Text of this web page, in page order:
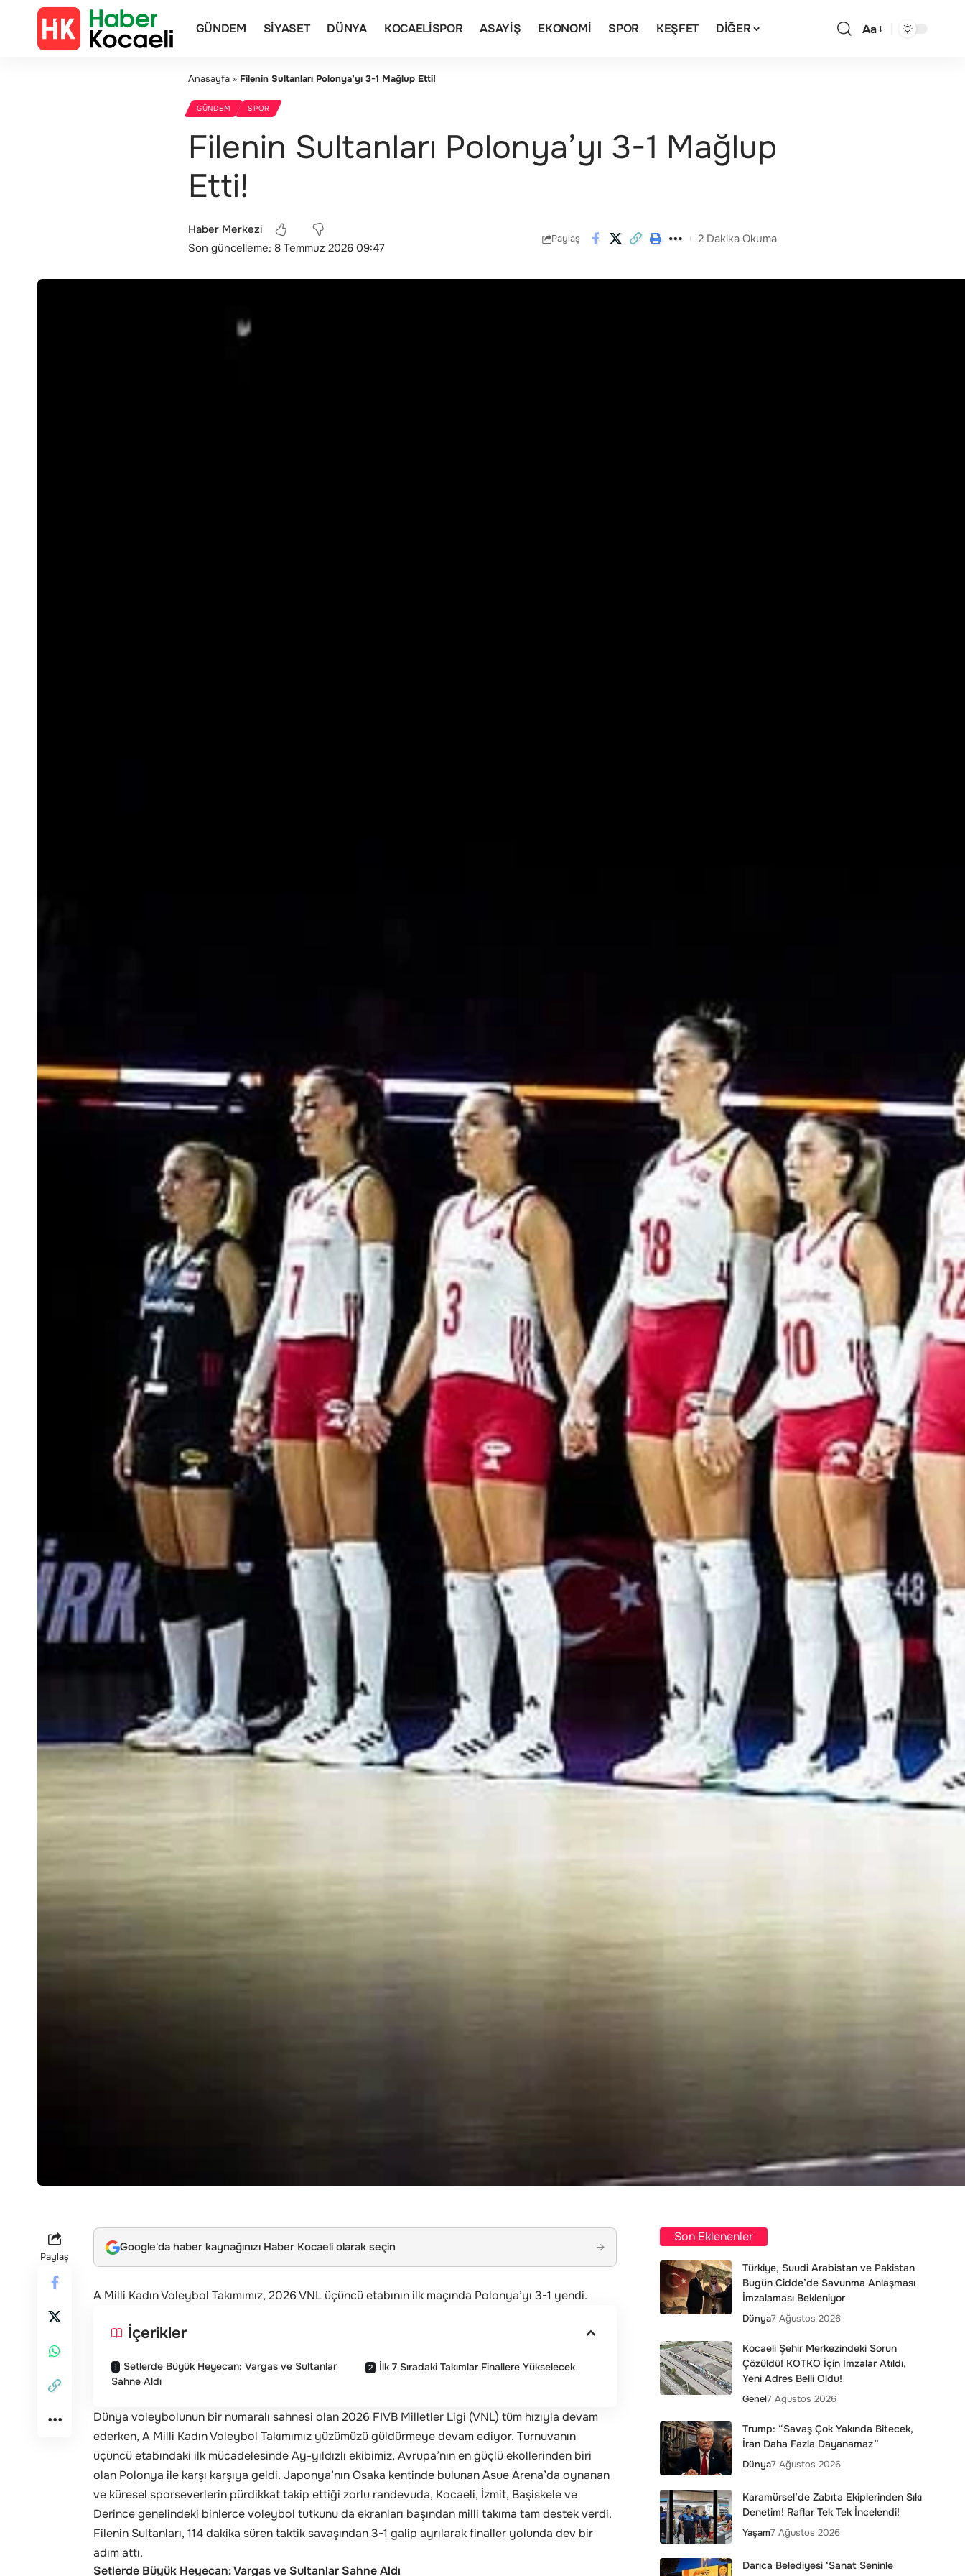
GÜNDEM SIYASET DÜNYA KOCAELISPOR ASAYIŞ EKONOMI SPOR KEŞFET DIĞER Aa
Anasayfa » Filenin Sultanları Polonya’yı 3-1 Mağlup Etti!
GÜNDEM SPOR
Filenin Sultanları Polonya’yı 3-1 Mağlup
Etti!
Son güncelleme: 8 Temmuz 2026 09:47
Haber Merkezi
Paylaş 2 Dakika Okuma
Paylaş
Google'da haber kaynağınızı Haber Kocaeli olarak seçin →
A Milli Kadın Voleybol Takımımız, 2026 VNL üçüncü etabının ilk maçında Polonya’yı 3-1 yendi.
İçerikler
Setlerde Büyük Heyecan: Vargas ve Sultanlar
Sahne Aldı
İlk 7 Sıradaki Takımlar Finallere Yükselecek
Dünya voleybolunun bir numaralı sahnesi olan 2026 FIVB Milletler Ligi (VNL) tüm hızıyla devam
ederken, A Milli Kadın Voleybol Takımımız yüzümüzü güldürmeye devam ediyor. Turnuvanın
üçüncü etabındaki ilk mücadelesinde Ay-yıldızlı ekibimiz, Avrupa’nın en güçlü ekollerinden biri
olan Polonya ile karşı karşıya geldi. Japonya’nın Osaka kentinde bulunan Asue Arena’da oynanan
ve küresel sporseverlerin pürdikkat takip ettiği zorlu randevuda, Kocaeli, İzmit, Başiskele ve
Derince genelindeki binlerce voleybol tutkunu da ekranları başından milli takıma tam destek verdi.
Filenin Sultanları, 114 dakika süren taktik savaşından 3-1 galip ayrılarak finaller yolunda dev bir
adım attı.
Setlerde Büyük Heyecan: Vargas ve Sultanlar Sahne Aldı
Son Eklenenler
Türkiye, Suudi Arabistan ve Pakistan
Bugün Cidde’de Savunma Anlaşması
İmzalaması Bekleniyor
Dünya7 Ağustos 2026
Kocaeli Şehir Merkezindeki Sorun
Çözüldü! KOTKO İçin İmzalar Atıldı,
Yeni Adres Belli Oldu!
Genel7 Ağustos 2026
Trump: “Savaş Çok Yakında Bitecek,
İran Daha Fazla Dayanamaz”
Dünya7 Ağustos 2026
Karamürsel’de Zabıta Ekiplerinden Sıkı
Denetim! Raflar Tek Tek İncelendi!
Yaşam7 Ağustos 2026
Darıca Belediyesi ‘Sanat Seninle